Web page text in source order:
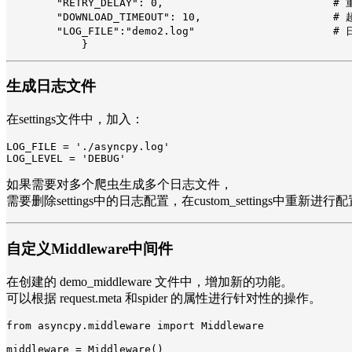
"RETRY_DELAY": 0,                           #
"DOWNLOAD_TIMEOUT": 10,                     # 超
"LOG_FILE":"demo2.log"                      #
            }
生成日志文件
在settings文件中，加入：
LOG_FILE = './asyncpy.log'
LOG_LEVEL = 'DEBUG'
如果需要对多个爬虫生成多个日志文件，
需要删除settings中的日志配置，在custom_settings中重新进行配
自定义Middleware中间件
在创建的 demo_middleware 文件中，增加新的功能。
可以根据 request.meta 和spider 的属性进行针对性的操作。
from asyncpy.middleware import Middleware
middleware = Middleware()